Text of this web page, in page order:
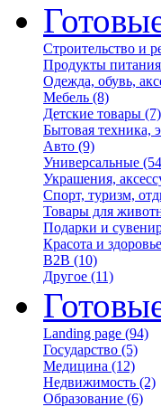
Строительство и
Продукты питания
Одежда, обувь,
Мебель (8)
Детские товары (7)
Бытовая техника,
Авто (9)
Универсальные
Украшения,
Спорт, туризм,
Товары для
Подарки и
Красота и здоровье
B2B (10)
Другое (11)
Landing page (94)
Государство (5)
Медицина (12)
Недвижимость (2)
Образование (6)